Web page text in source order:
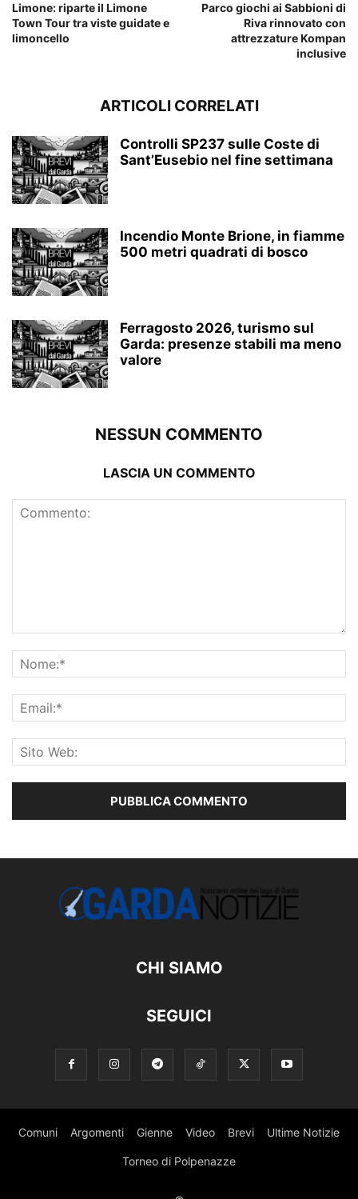
Limone: riparte il Limone
Town Tour tra viste guidate e
limoncello
Parco giochi ai Sabbioni di
Riva rinnovato con
attrezzature Kompan
inclusive
ARTICOLI CORRELATI
Controlli SP237 sulle Coste di
Sant’Eusebio nel fine settimana
Incendio Monte Brione, in fiamme
500 metri quadrati di bosco
Ferragosto 2026, turismo sul
Garda: presenze stabili ma meno
valore
NESSUN COMMENTO
LASCIA UN COMMENTO
CHI SIAMO
SEGUICI
Comuni Argomenti Gienne Video Brevi Ultime Notizie
Torneo di Polpenazze